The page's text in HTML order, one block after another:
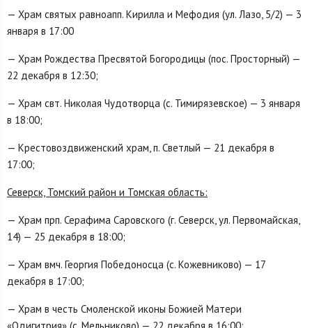
— Храм святых равноапп. Кирилла и Мефодия (ул. Лазо, 5/2) — 3
января в 17:00
— Храм Рождества Пресвятой Богородицы (пос. Просторный) —
22 декабря в 12:30;
— Храм свт. Николая Чудотворца (с. Тимирязевское) — 3 января
в 18:00;
— Крестовоздвиженский храм, п. Светлый — 21 декабря в
17:00;
Северск, Томский район и Томская область:
— Храм прп. Серафима Саровского (г. Северск, ул. Первомайская,
14) — 25 декабря в 18:00;
— Храм вмч. Георгия Победоносца (с. Кожевниково) — 17
декабря в 17:00;
— Храм в честь Смоленской иконы Божией Матери
«Одигитрия» (с. Мельниково) — 22 декабря в 16:00;